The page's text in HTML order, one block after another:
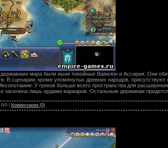
мира были ныне покойные Вавилон и Ассирия. Они
В сценарии, кроме упомянутых древних народов, присутствуют
У греков больше всего пространства для расширения
заселена лишь ордами варваров. Остальным державам
0 | Комментарии (0)